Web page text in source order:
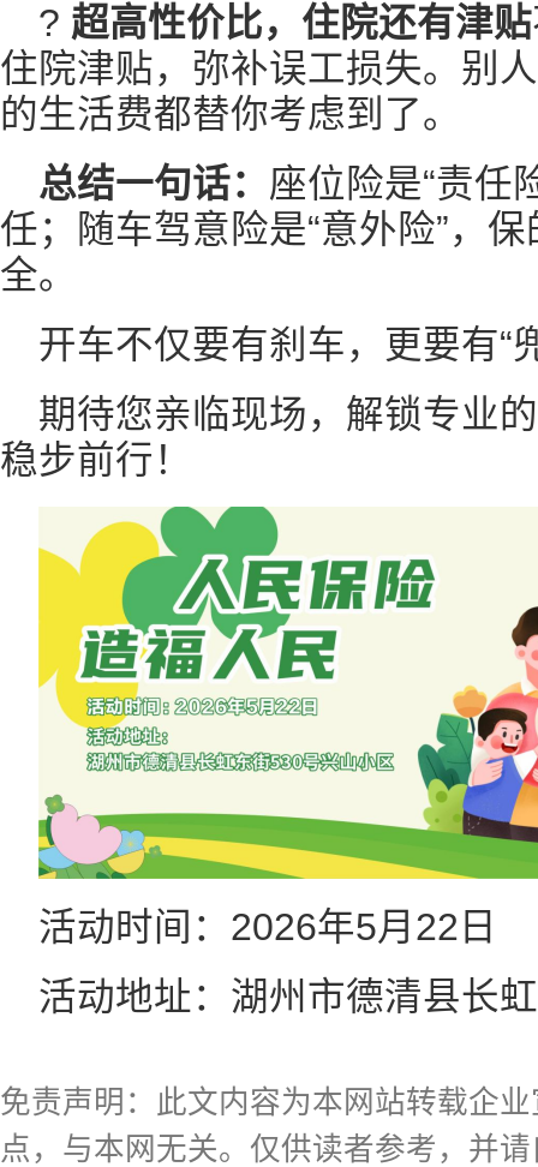
? 超高性价比，住院还有津贴
住院津贴，弥补误工损失。别
的生活费都替你考虑到了。
总结一句话： 座位险是“责任
任；随车驾意险是“意外险”，
全。
开车不仅要有刹车，更要有“
期待您亲临现场，解锁专业
稳步前行！
活动时间：2026年5月22日
活动地址：湖州市德清县长
免责声明：此文内容为本网站转载企
点，与本网无关。仅供读者参考，并